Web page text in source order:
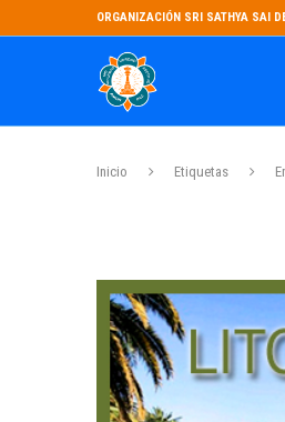
ORGANIZACIÓN SRI SATHYA SAI
Inicio Etiquetas